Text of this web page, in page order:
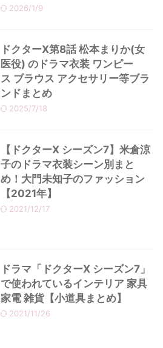
2026/1/9
ドクターX第8話 松本まりか(女
医役) のドラマ衣装 ワンピー
ス ブラウス アクセサリー等ブラ
ンドまとめ
2025/7/18
【ドクターX シーズン7】米倉涼
子のドラマ衣装シーン別まと
め！大門未知子のファッション
【2021年】
2021/12/17
ドラマ「ドクターX シーズン7」
で使われているインテリア 家具
家電 雑貨【小道具まとめ】
2021/11/26